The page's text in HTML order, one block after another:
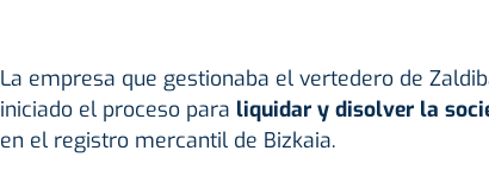
La empresa que gestionaba el vertedero de
iniciado el proceso para liquidar y disolver la
en el registro mercantil de Bizkaia.